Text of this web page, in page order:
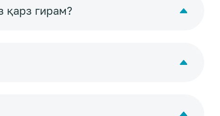
қарз гирам?